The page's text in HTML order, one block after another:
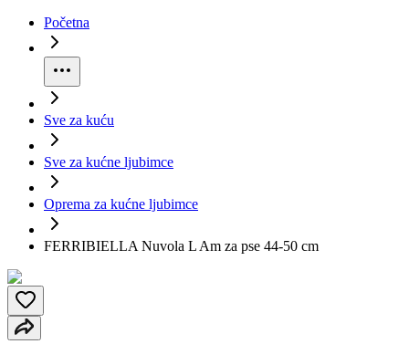
Početna
Sve za kuću
Sve za kućne ljubimce
Oprema za kućne ljubimce
FERRIBIELLA Nuvola L Am za pse 44-50 cm